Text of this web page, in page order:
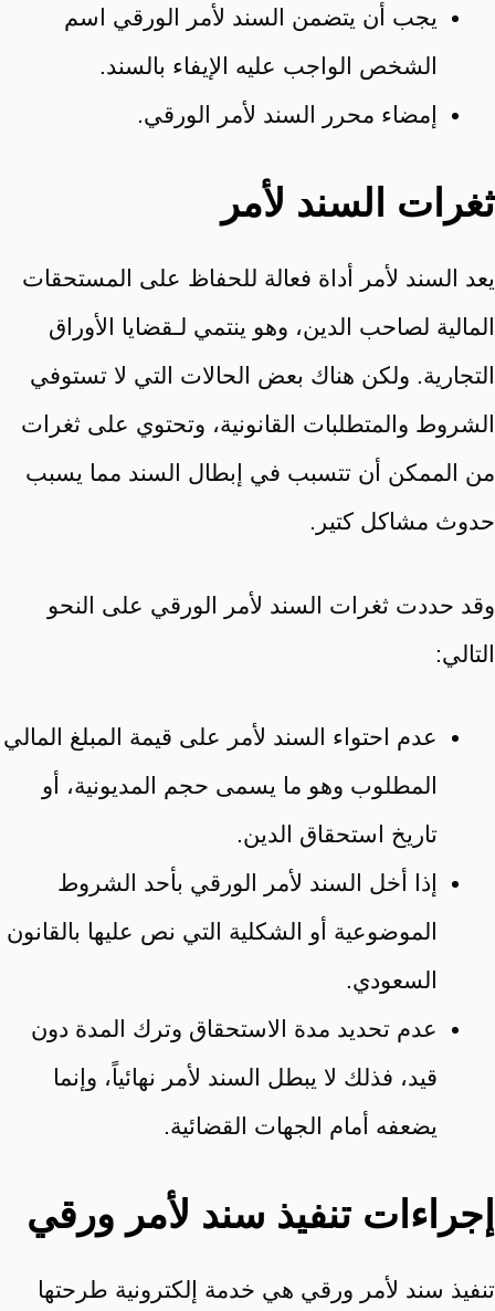
يجب أن يتضمن السند لأمر الورقي اسم
الشخص الواجب عليه الإيفاء بالسند.
إمضاء محرر السند لأمر الورقي.
ثغرات السند لأمر
يعد السند لأمر أداة فعالة للحفاظ على المستحقات
المالية لصاحب الدين، وهو ينتمي لـقضايا الأوراق
التجارية. ولكن هناك بعض الحالات التي لا تستوفي
الشروط والمتطلبات القانونية، وتحتوي على ثغرات
من الممكن أن تتسبب في إبطال السند مما يسبب
حدوث مشاكل كتير.
وقد حددت ثغرات السند لأمر الورقي على النحو
التالي:
عدم احتواء السند لأمر على قيمة المبلغ المالي
المطلوب وهو ما يسمى حجم المديونية، أو
تاريخ استحقاق الدين.
إذا أخل السند لأمر الورقي بأحد الشروط
الموضوعية أو الشكلية التي نص عليها بالقانون
السعودي.
عدم تحديد مدة الاستحقاق وترك المدة دون
قيد، فذلك لا يبطل السند لأمر نهائياً، وإنما
يضعفه أمام الجهات القضائية.
إجراءات تنفيذ سند لأمر ورقي
تنفيذ سند لأمر ورقي هي خدمة إلكترونية طرحتها